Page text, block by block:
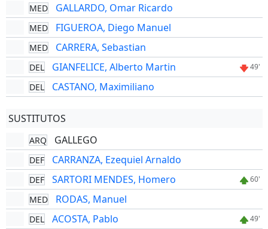
MED GALLARDO, Omar Ricardo
MED FIGUEROA, Diego Manuel
MED CARRERA, Sebastian
DEL GIANFELICE, Alberto Martin 49'
DEL CASTANO, Maximiliano
SUSTITUTOS
ARQ GALLEGO
DEF CARRANZA, Ezequiel Arnaldo
DEF SARTORI MENDES, Homero 60'
MED RODAS, Manuel
DEL ACOSTA, Pablo 49'